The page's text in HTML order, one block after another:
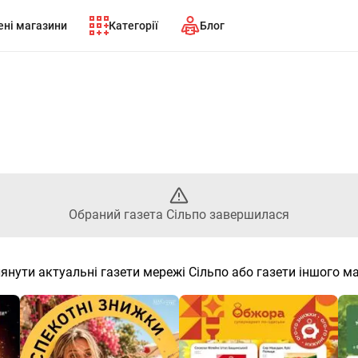
магазини Категорії Блог
газета Сільпо
Обраний газета Сільпо завершилася
актуальні газети мережі Сільпо або газети іншого